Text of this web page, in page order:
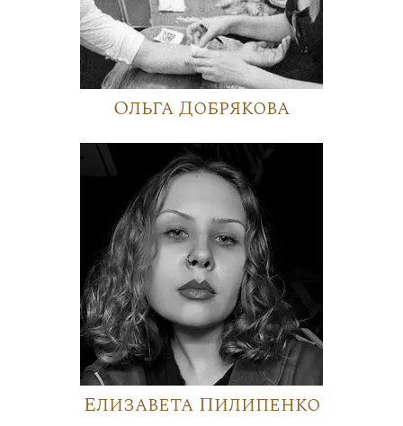
Ольга Добрякова
Елизавета Пилипенко